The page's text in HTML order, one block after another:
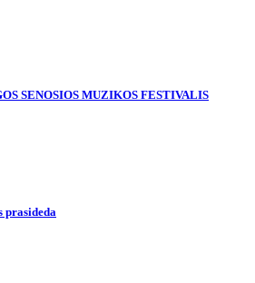
SENOSIOS MUZIKOS FESTIVALIS
prasideda